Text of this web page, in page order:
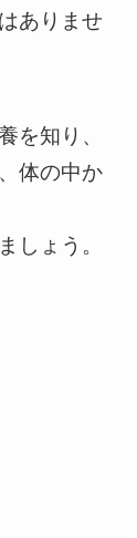
ありませ
を知り、
体の中か
しょう。